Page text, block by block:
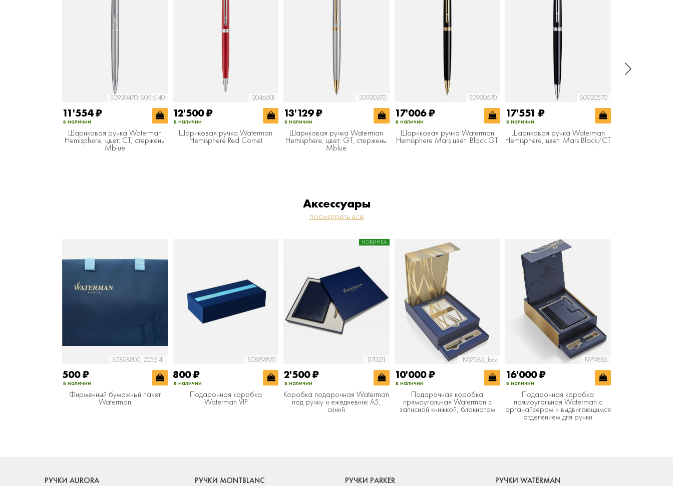
S0920470, S0616140
11'554₽
в наличии
Шариковая ручка Waterman
Hemisphere, цвет: CT, стержень:
Mblue
2046601
12'500₽
в наличии
Шариковая ручка Waterman
Hemisphere Red Comet
S0920370
13'129₽
в наличии
Шариковая ручка Waterman
Hemisphere, цвет: GT, стержень:
Mblue
S0920670
17'006₽
в наличии
Шариковая ручка Waterman
Hemisphere Mars цвет: Black GT
S0920570
17'551 ₽
в наличии
Шариковая ручка Waterman
Hemisphere, цвет: Mars Black/CT
Аксессуары
посмотреть все
S0898800, 2056141
500₽
в наличии
Фирменный бумажный пакет
Waterman
S0889890
800₽
в наличии
Подарочная коробка
Waterman VIP
1170231
НОВИНКА
2'500₽
в наличии
Коробка подарочная Waterman
под ручку и ежедневник А5,
синий
1937585_box
10'000₽
в наличии
Подарочная коробка
прямоугольная Waterman с
записной книжкой, блокнотом
1979886
16'000₽
в наличии
Подарочная коробка
прямоугольная Waterman с
органайзером и выдвигающимся
отделением для ручки
РУЧКИ AURORA
РУЧКИ MONTBLANC
РУЧКИ PARKER
РУЧКИ WATERMAN